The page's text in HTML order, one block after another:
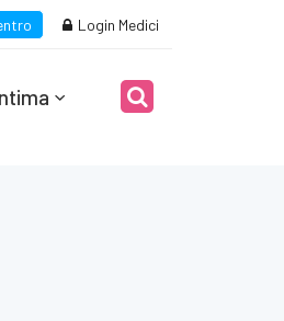
Login Medici